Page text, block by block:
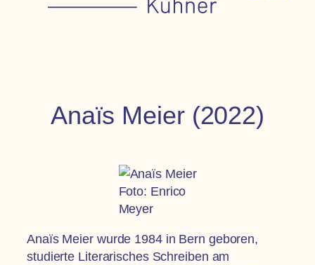
Anaïs Meier (2022)
Foto: Enrico
Meyer
Anaïs Meier wurde 1984 in Bern geboren,
studierte Literarisches Schreiben am